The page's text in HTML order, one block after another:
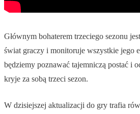
Głównym bohaterem trzeciego sezonu
świat graczy i monitoruje wszystkie jego
będziemy poznawać tajemniczą postać i
kryje za sobą trzeci sezon.
W dzisiejszej aktualizacji do gry trafia